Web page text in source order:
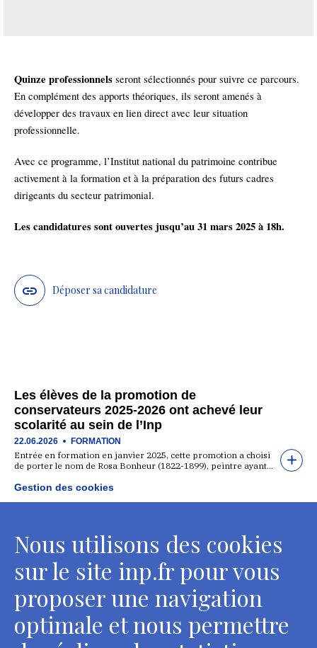
Quinze professionnels seront sélectionnés pour suivre ce parcours.
En complément des apports théoriques, ils seront amenés à
développer des travaux en lien direct avec leur situation
professionnelle.
Avec ce programme, l’Institut national du patrimoine contribue
activement à la formation et à la préparation des futurs cadres
dirigeants du secteur patrimonial.
Les candidatures sont ouvertes jusqu’au 31 mars 2025 à 18h.
Déposer sa candidature
Les élèves de la promotion de
conservateurs 2025-2026 ont achevé leur
scolarité au sein de l’Inp
22.06.2026 FORMATION
Entrée en formation en janvier 2025, cette promotion a choisi
de porter le nom de Rosa Bonheur (1822-1899), peintre ayant…
19.06.2026 FORMATION
Les chantiers-école font partie intégrante de l’enseignement
pratique par spécialité au département des restaurateurs de
l’Inp. Il s’agit de mettre…
Une nouvelle promotion intègrera en
septembre 2026 le Parcours de direction de
Gestion des cookies
Nous utilisons des cookies
sur le site inp.fr pour vous
proposer une navigation
optimale et nous permettre